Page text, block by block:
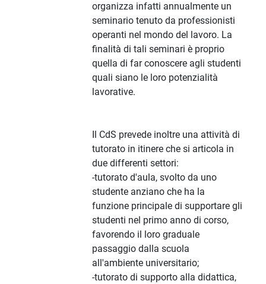
organizza infatti annualmente un
seminario tenuto da professionisti
operanti nel mondo del lavoro. La
finalità di tali seminari è proprio
quella di far conoscere agli studenti
quali siano le loro potenzialità
lavorative.
Il CdS prevede inoltre una attività di
tutorato in itinere che si articola in
due differenti settori:
-tutorato d'aula, svolto da uno
studente anziano che ha la
funzione principale di supportare gli
studenti nel primo anno di corso,
favorendo il loro graduale
passaggio dalla scuola
all'ambiente universitario;
-tutorato di supporto alla didattica,